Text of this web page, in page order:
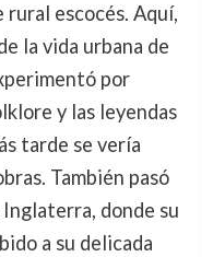
escocés. Aquí,
la vida urbana de
por
y las leyendas
tarde se vería
También pasó
donde su
a su delicada